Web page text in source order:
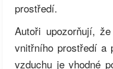
prostředí.
Autoři upozorňují,
vnitřního prostředí a
vzduchu je vhodné